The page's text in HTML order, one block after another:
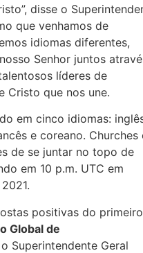
disse o
que venhamos de
idiomas diferentes,
Senhor juntos
líderes de
Cristo que nos une.
em cinco idiomas:
e coreano. Churches
de se juntar no topo de
em 10 p.m. UTC em
positivas do primeiro
Global de
Superintendente Geral